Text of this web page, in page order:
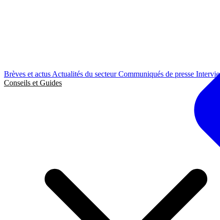
Brèves et actus Actualités du secteurCommuniqués de presse
Conseils et Guides